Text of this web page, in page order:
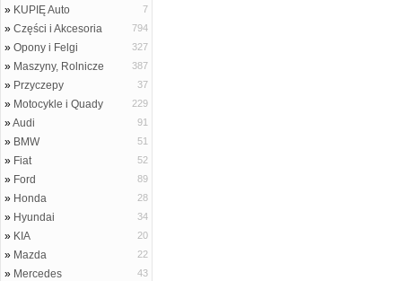
» KUPIĘ Auto 7
» Części i Akcesoria 794
» Opony i Felgi 327
» Maszyny, Rolnicze 387
» Przyczepy 37
» Motocykle i Quady 229
»Audi 91
» BMW 51
» Fiat 52
» Ford 89
» Honda 28
» Hyundai 34
» KIA 20
» Mazda 22
» Mercedes 43